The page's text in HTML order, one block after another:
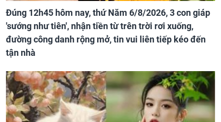
Đúng 12h45 hôm nay, thứ Năm 6/8/2026, 3 con giáp
'sướng như tiên', nhận tiền từ trên trời rơi xuống,
đường công danh rộng mở, tin vui liên tiếp kéo đến
tận nhà